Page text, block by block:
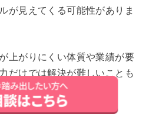
が見えてくる可能性がありま
上がりにくい体質や業績が要
だけでは解決が難しいことも